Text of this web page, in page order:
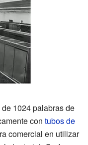
1024 palabras de
con tubos de
comercial en utilizar